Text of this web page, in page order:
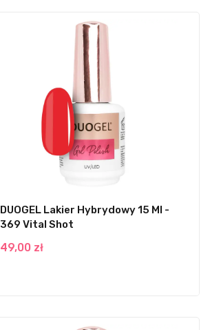
DUOGEL Lakier Hybrydowy 15 Ml -
369 Vital Shot
49,00 zł